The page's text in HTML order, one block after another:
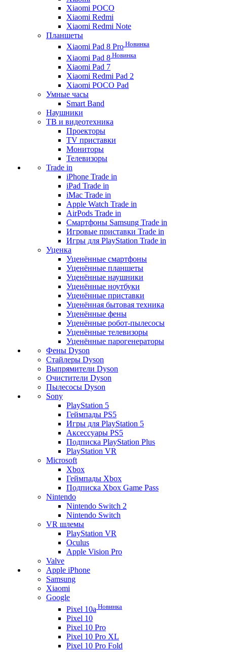
Xiaomi POCO
Xiaomi Redmi
Xiaomi Redmi Note
Планшеты
Xiaomi Pad 8 Pro Новинка
Xiaomi Pad 8 Новинка
Xiaomi Pad 7
Xiaomi Redmi Pad 2
Xiaomi POCO Pad
Умные часы
Smart Band
Наушники
ТВ и видеотехника
Проекторы
TV приставки
Мониторы
Телевизоры
Trade in
iPhone Trade in
iPad Trade in
iMac Trade in
Apple Watch Trade in
AirPods Trade in
Смартфоны Samsung Trade in
Игровые приставки Trade in
Игры для PlayStation Trade in
Уценка
Уценённые смартфоны
Уценённые планшеты
Уценённые наушники
Уценённые ноутбуки
Уценённые приставки
Уценённая бытовая техника
Уценённые фены
Уценённые робот-пылесосы
Уценённые телевизоры
Уценённые парогенераторы
Фены Dyson
Стайлеры Dyson
Выпрямители Dyson
Очистители Dyson
Пылесосы Dyson
Sony
PlayStation 5
Геймпады PS5
Игры для PlayStation 5
Аксессуары PS5
Подписка PlayStation Plus
PlayStation VR
Microsoft
Xbox
Геймпады Xbox
Подписка Xbox Game Pass
Nintendo
Nintendo Switch 2
Nintendo Switch
VR шлемы
PlayStation VR
Oculus
Apple Vision Pro
Valve
Apple iPhone
Samsung
Xiaomi
Google
Pixel 10a Новинка
Pixel 10
Pixel 10 Pro
Pixel 10 Pro XL
Pixel 10 Pro Fold